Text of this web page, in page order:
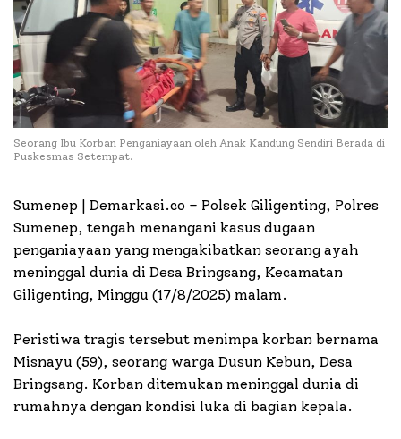
Seorang Ibu Korban Penganiayaan oleh Anak Kandung Sendiri Berada di
Puskesmas Setempat.
Sumenep | Demarkasi.co – Polsek Giligenting, Polres
Sumenep, tengah menangani kasus dugaan
penganiayaan yang mengakibatkan seorang ayah
meninggal dunia di Desa Bringsang, Kecamatan
Giligenting, Minggu (17/8/2025) malam.
Peristiwa tragis tersebut menimpa korban bernama
Misnayu (59), seorang warga Dusun Kebun, Desa
Bringsang. Korban ditemukan meninggal dunia di
rumahnya dengan kondisi luka di bagian kepala.